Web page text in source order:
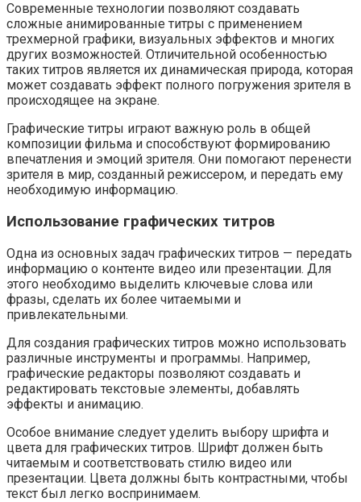
Современные технологии позволяют создавать
сложные анимированные титры с применением
трехмерной графики, визуальных эффектов и многих
других возможностей. Отличительной особенностью
таких титров является их динамическая природа, которая
может создавать эффект полного погружения зрителя в
происходящее на экране.
Графические титры играют важную роль в общей
композиции фильма и способствуют формированию
впечатления и эмоций зрителя. Они помогают перенести
зрителя в мир, созданный режиссером, и передать ему
необходимую информацию.
Использование графических титров
Одна из основных задач графических титров — передать
информацию о контенте видео или презентации. Для
этого необходимо выделить ключевые слова или
фразы, сделать их более читаемыми и
привлекательными.
Для создания графических титров можно использовать
различные инструменты и программы. Например,
графические редакторы позволяют создавать и
редактировать текстовые элементы, добавлять
эффекты и анимацию.
Особое внимание следует уделить выбору шрифта и
цвета для графических титров. Шрифт должен быть
читаемым и соответствовать стилю видео или
презентации. Цвета должны быть контрастными, чтобы
текст был легко воспринимаем.